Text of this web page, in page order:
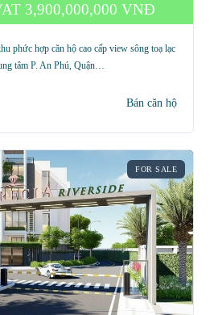
3,900,000,000 VNĐ
phức hợp căn hộ cao cấp view sông toạ lạc
tâm P. An Phú, Quận…
Bán căn hộ
FOR SALE